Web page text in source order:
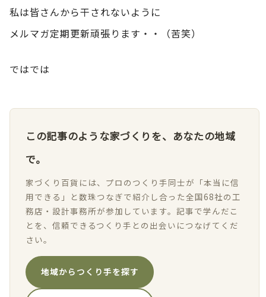
私は皆さんから干されないように
メルマガ定期更新頑張ります・・（苦笑）
ではでは
この記事のような家づくりを、あなたの地域
で。
家づくり百貨には、プロのつくり手同士が「本当に信
用できる」と数珠つなぎで紹介し合った全国68社の工
務店・設計事務所が参加しています。記事で学んだこ
とを、信頼できるつくり手との出会いにつなげてくだ
さい。
地域からつくり手を探す